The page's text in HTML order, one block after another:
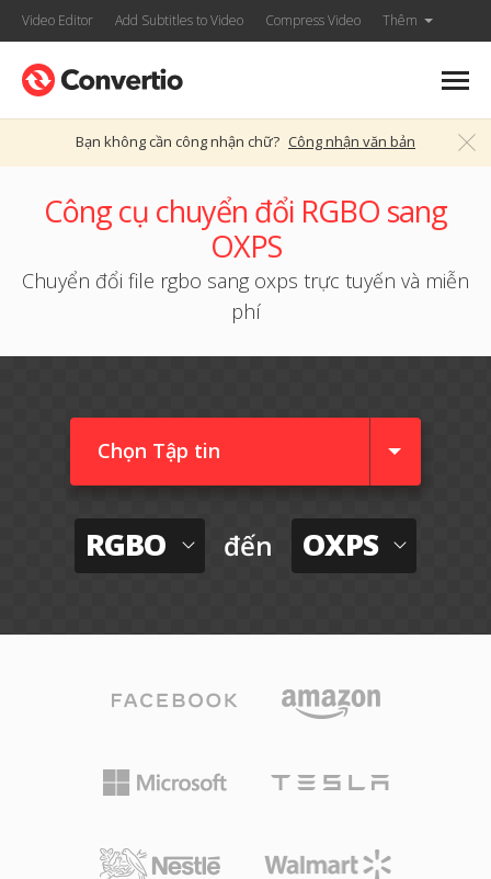
Video Editor Add Subtitles to Video Compress Video Thêm
Bạn không cần công nhận chữ? Công nhận văn bản
Công cụ chuyển đổi RGBO sang
OXPS
Chuyển đổi file rgbo sang oxps trực tuyến và miễn
phí
Chọn Tập tin
RGBO đến OXPS